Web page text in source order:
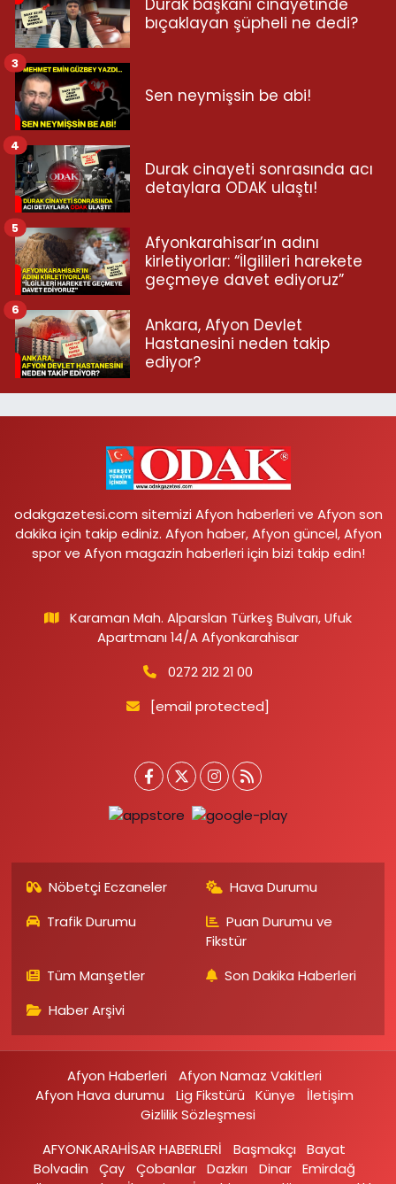
Durak başkanı cinayetinde
bıçaklayan şüpheli ne dedi?
Sen neymişsin be abi!
3
Durak cinayeti sonrasında acı
detaylara ODAK ulaştı!
4
Afyonkarahisar’ın adını
kirletiyorlar: “İlgilileri harekete
geçmeye davet ediyoruz”
5
Ankara, Afyon Devlet
Hastanesini neden takip
ediyor?
6
odakgazetesi.com sitemizi Afyon haberleri ve Afyon son
dakika için takip ediniz. Afyon haber, Afyon güncel, Afyon
spor ve Afyon magazin haberleri için bizi takip edin!
Karaman Mah. Alparslan Türkeş Bulvarı, Ufuk
Apartmanı 14/A Afyonkarahisar
0272 212 21 00
[email protected]
Nöbetçi Eczaneler
Hava Durumu
Trafik Durumu
Puan Durumu ve
Fikstür
Tüm Manşetler
Son Dakika Haberleri
Haber Arşivi
Afyon Haberleri
Afyon Namaz Vakitleri
Afyon Hava durumu
Lig Fikstürü Künye
İletişim
Gizlilik Sözleşmesi
AFYONKARAHİSAR HABERLERİ
Başmakçı
Bayat
Bolvadin
Çay Çobanlar Dazkırı Dinar Emirdağ‎